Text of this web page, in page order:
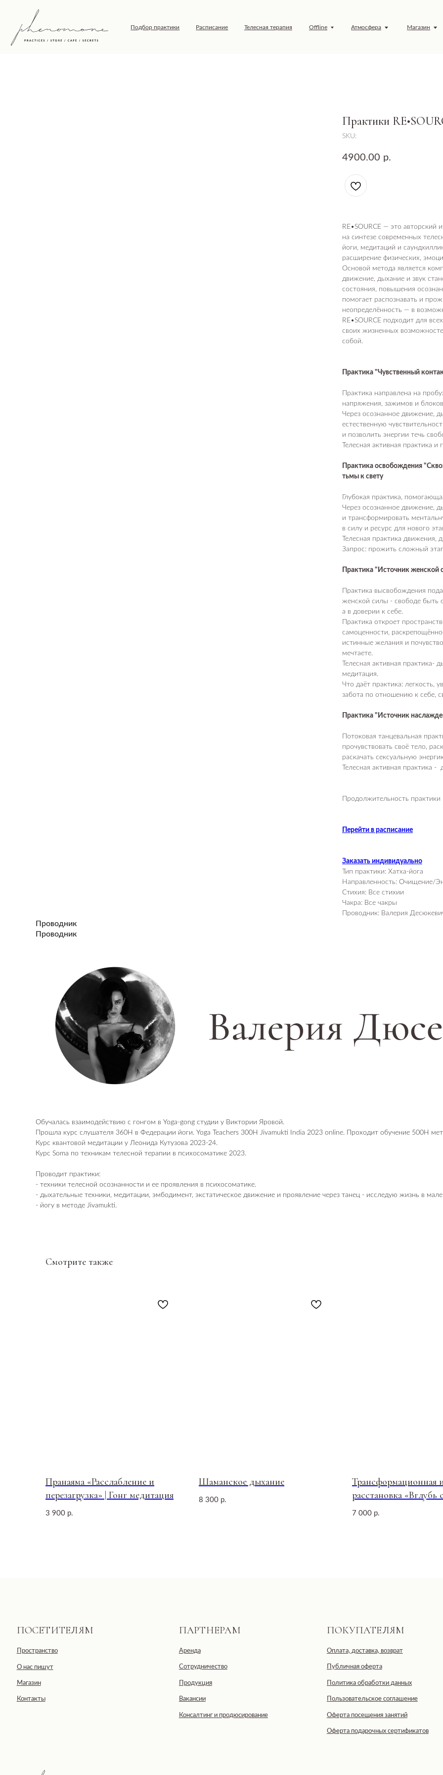
Обучение
Расписание Телесная терапия Атмосфера Магазин
Подбор практики
Практики
SKU:
4900.00 р.
RE•SOURCE — это
на синтезе современных
йоги, медитаций и
расширение физических,
Основой метода является
движение, дыхание и звук
состояния, повышения
помогает распознавать и
неопределённость — в
RE•SOURCE подходит для
своих жизненных
собой.
Практика "Чувственный
Практика направлена на
напряжения, зажимов и
Через осознанное движение,
естественную
и позволить энергии течь
Телесная активная практика и
Практика освобождения
тьмы к свету
Глубокая практика,
Через осознанное движение,
и трансформировать
в силу и ресурс для нового
Телесная практика движения,
Запрос: прожить сложный
Практика "Источник женской
Практика высвобождения
женской силы - свободе быть
а в доверии к себе.
Практика откроет
самоценности,
истинные желания и
мечтаете.
Телесная активная практика-
медитация.
Что даёт практика: легкость,
забота по отношению к себе,
Практика "Источник
Потоковая танцевальная
прочувствовать своё тело,
раскачать сексуальную
Телесная активная практика
Продолжительность
Перейти в расписание
Заказать индивидуально
Тип практики: Хатха-йога
Направленность: Очищение/
Стихия: Все стихии
Чакра: Все чакры
Проводник: Валерия
Проводник
Проводник
Обучалась взаимодействию с гонгом в Yoga-gong студии у Виктории Яровой.
Прошла курс слушателя 360H в Федерации йоги. Yoga Teachers 300H Jivamukti India 2023 online. Проходит обучение 500H
Курс квантовой медитации у Леонида Кутузова 2023-24.
Курс Soma по техникам телесной терапии в психосоматике 2023.
Проводит практики:
- техники телесной осознанности и ее проявления в психосоматике.
- дыхательные техники, медитации, эмбодимент, экстатическое движение и проявление через танец - исследую жизнь в
- йогу в методе Jivamukti.
Смотрите также
Пранаяма «Расслабление и
перезагрузка» | Гонг медитация
3 900 р.
Шаманское дыхание
8 300 р.
Трансформационная
расстановка «Вглубь
7 000 р.
Сотрудничество
E-mail: info@pheromonewomen.com
Телефон: +7 (901) 731-13-73
Политика обработки данных
Пользовательское соглашение